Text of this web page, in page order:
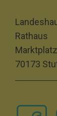
Rathaus
70173